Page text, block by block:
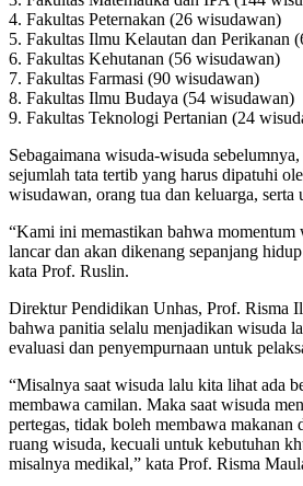
4. Fakultas Peternakan (26 wisudawan)
5. Fakultas Ilmu Kelautan dan Perikanan
6. Fakultas Kehutanan (56 wisudawan)
7. Fakultas Farmasi (90 wisudawan)
8. Fakultas Ilmu Budaya (54 wisudawan)
9. Fakultas Teknologi Pertanian (24
Sebagaimana wisuda-wisuda
sejumlah tata tertib yang harus dipatuhi
wisudawan, orang tua dan keluarga, serta
“Kami ini memastikan bahwa momentum
lancar dan akan dikenang sepanjang
kata Prof. Ruslin.
Direktur Pendidikan Unhas, Prof. Risma
bahwa panitia selalu menjadikan wisuda
evaluasi dan penyempurnaan untuk
“Misalnya saat wisuda lalu kita lihat ada
membawa camilan. Maka saat wisuda
pertegas, tidak boleh membawa makanan
ruang wisuda, kecuali untuk kebutuhan
misalnya medikal,” kata Prof. Risma